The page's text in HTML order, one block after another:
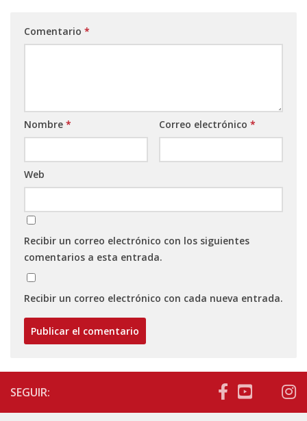
Comentario *
Nombre * Correo electrónico *
Web
Recibir un correo electrónico con los siguientes
comentarios a esta entrada.
Recibir un correo electrónico con cada nueva entrada.
SEGUIR: